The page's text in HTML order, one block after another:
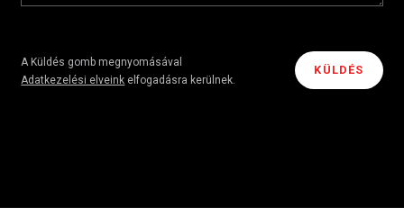
A Küldés gomb megnyomásával
Adatkezelési elveink elfogadásra kerülnek.